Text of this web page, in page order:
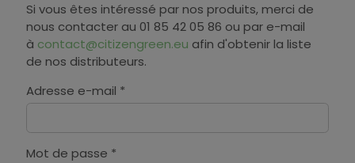
Si vous êtes intéressé par nos produits, merci de
nous contacter au 01 85 42 05 86 ou par e-mail
à contact@citizengreen.eu afin d'obtenir la liste
de nos distributeurs.
Adresse e-mail *
Mot de passe *